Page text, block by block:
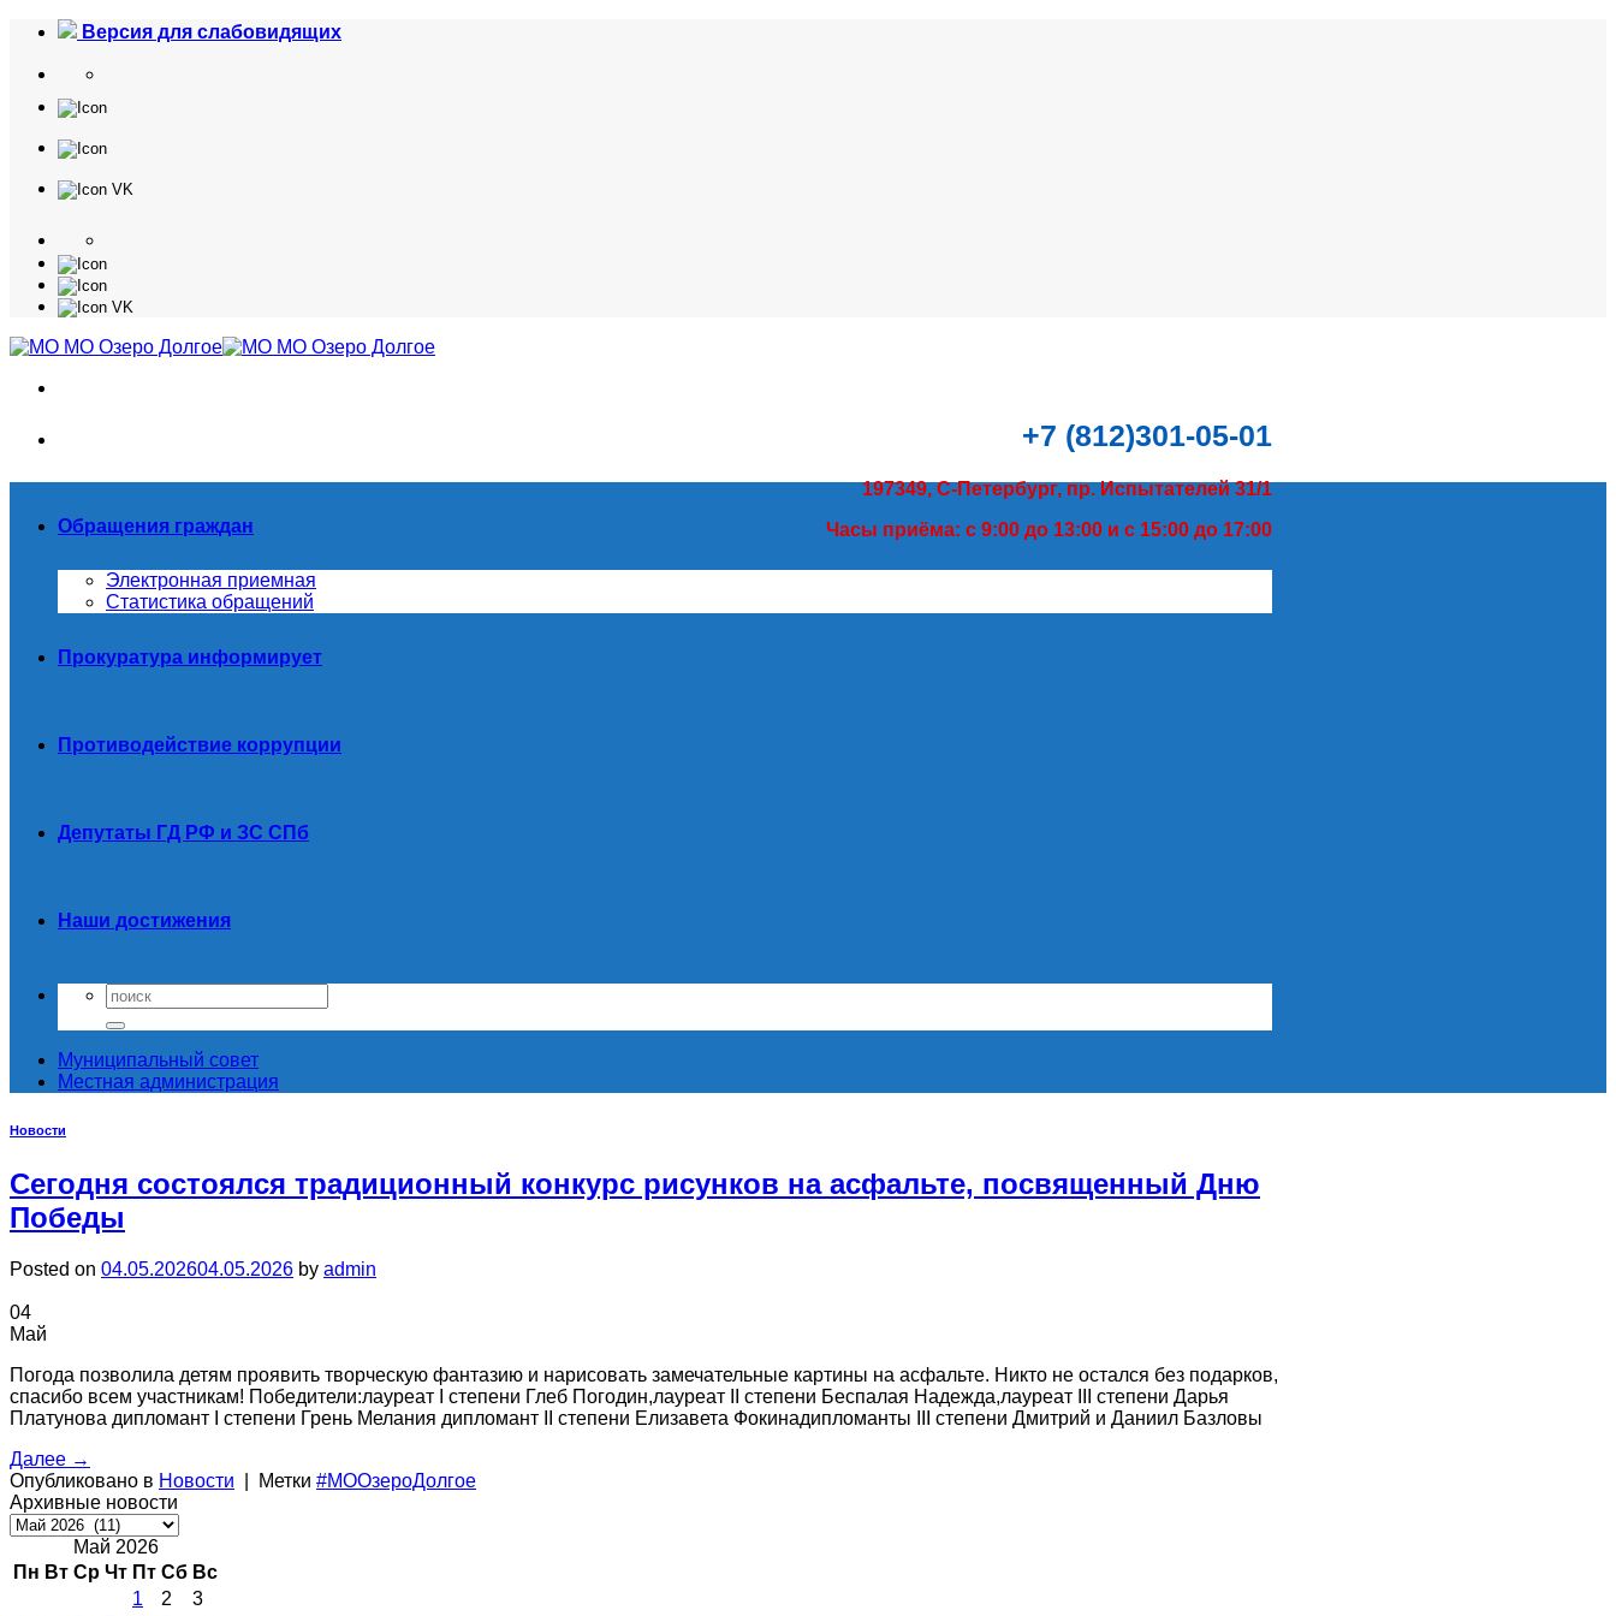
Skip
content
Версия для слабовидящих
+7 (812)301-05-01
197349, С-Петербург, пр. Испытателей 31/1
Часы приёма: с 9:00 до 13:00 и с 15:00 до 17:00
Обращения граждан
Электронная приемная
Статистика обращений
Прокуратура информирует
Противодействие коррупции
Депутаты ГД РФ и ЗС СПб
Наши достижения
Муниципальный совет
Местная администрация
Новости
Сегодня состоялся традиционный конкурс рисунков на асфальте, посвященный Дню
Победы
Posted on 04.05.202604.05.2026 by admin
04
Май
Погода позволила детям проявить творческую фантазию и нарисовать замечательные картины на асфальте. Никто не остался без подарков,
спасибо всем участникам! Победители:лауреат I степени Глеб Погодин,лауреат II степени Беспалая Надежда,лауреат III степени Дарья
Платунова дипломант I степени Грень Мелания дипломант II степени Елизавета Фокинадипломанты III степени Дмитрий и Даниил Базловы
Далее →
Опубликовано в Новости Метки #МООзероДолгое
Архивные новости
Архивные
новостиМай 2026
Пн Вт Ср Чт Пт Сб Вс
1
2
3